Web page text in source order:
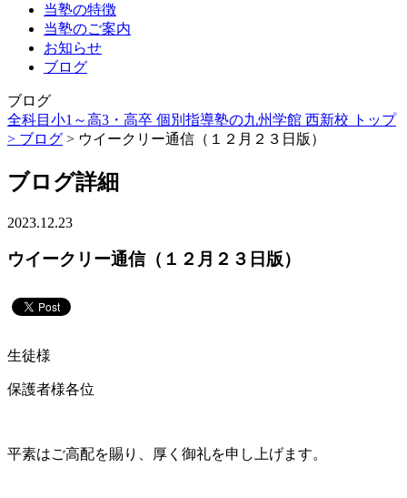
当塾の特徴
当塾のご案内
お知らせ
ブログ
ブログ
全科目小1～高3・高卒 個別指導塾の九州学館 西新校 トップ
> ブログ > ウイークリー通信（１２月２３日版）
ブログ詳細
2023.12.23
ウイークリー通信（１２月２３日版）
生徒様
保護者様各位
平素はご高配を賜り、厚く御礼を申し上げます。